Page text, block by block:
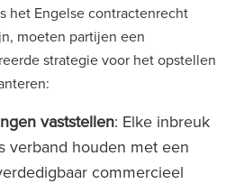
het Engelse contractenrecht
moeten partijen een
strategie voor het opstellen
vaststellen: Elke inbreuk
verband houden met een
commercieel